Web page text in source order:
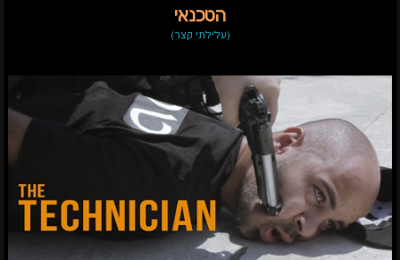
הטכנאי
(עלילתי קצר)